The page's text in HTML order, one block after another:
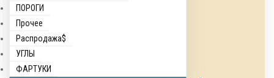
ПОРОГИ
Прочее
Распродажа$
УГЛЫ
ФАРТУКИ